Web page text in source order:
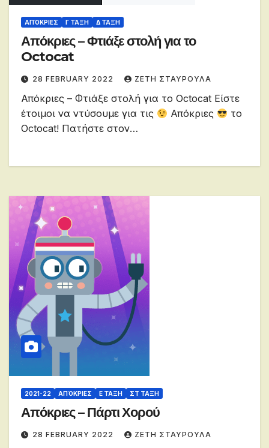
ΑΠΌΚΡΙΕΣ Γ ΤΆΞΗ Δ ΤΆΞΗ
Απόκριες – Φτιάξε στολή για το
Octocat
28 FEBRUARY 2022 ΖΕΤΗ ΣΤΑΥΡΟΥΛΑ
Απόκριες – Φτιάξε στολή για το Octocat Είστε
έτοιμοι να ντύσουμε για τις
Απόκριες
το
Octocat! Πατήστε στον…
2021-22 ΑΠΌΚΡΙΕΣ Ε ΤΆΞΗ ΣΤ ΤΑΞΗ
Απόκριες – Πάρτι Χορού
28 FEBRUARY 2022 ΖΕΤΗ ΣΤΑΥΡΟΥΛΑ